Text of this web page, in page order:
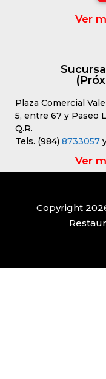
Ver
Plaza Comercial
5, entre 67 y Paseo
Q.R.
Tels. (984) 8733057
Ver
Copyright